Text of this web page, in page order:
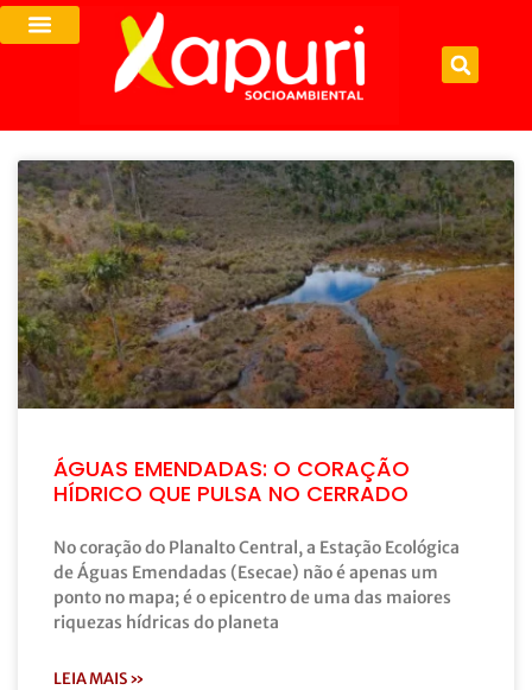
ÁGUAS EMENDADAS: O CORAÇÃO
HÍDRICO QUE PULSA NO CERRADO
No coração do Planalto Central, a Estação Ecológica
de Águas Emendadas (Esecae) não é apenas um
ponto no mapa; é o epicentro de uma das maiores
riquezas hídricas do planeta
LEIA MAIS »